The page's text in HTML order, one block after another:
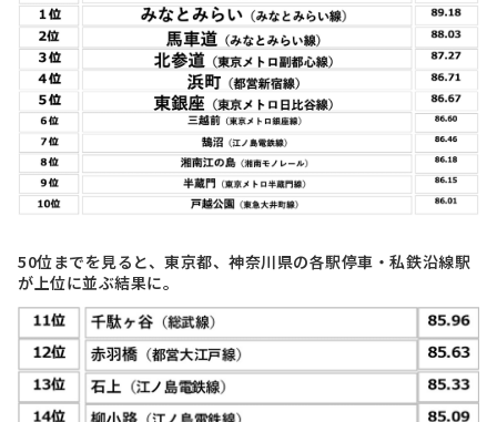
50位までを見ると、東京都、神奈川県の各駅停車・私鉄沿線駅
が上位に並ぶ結果に。